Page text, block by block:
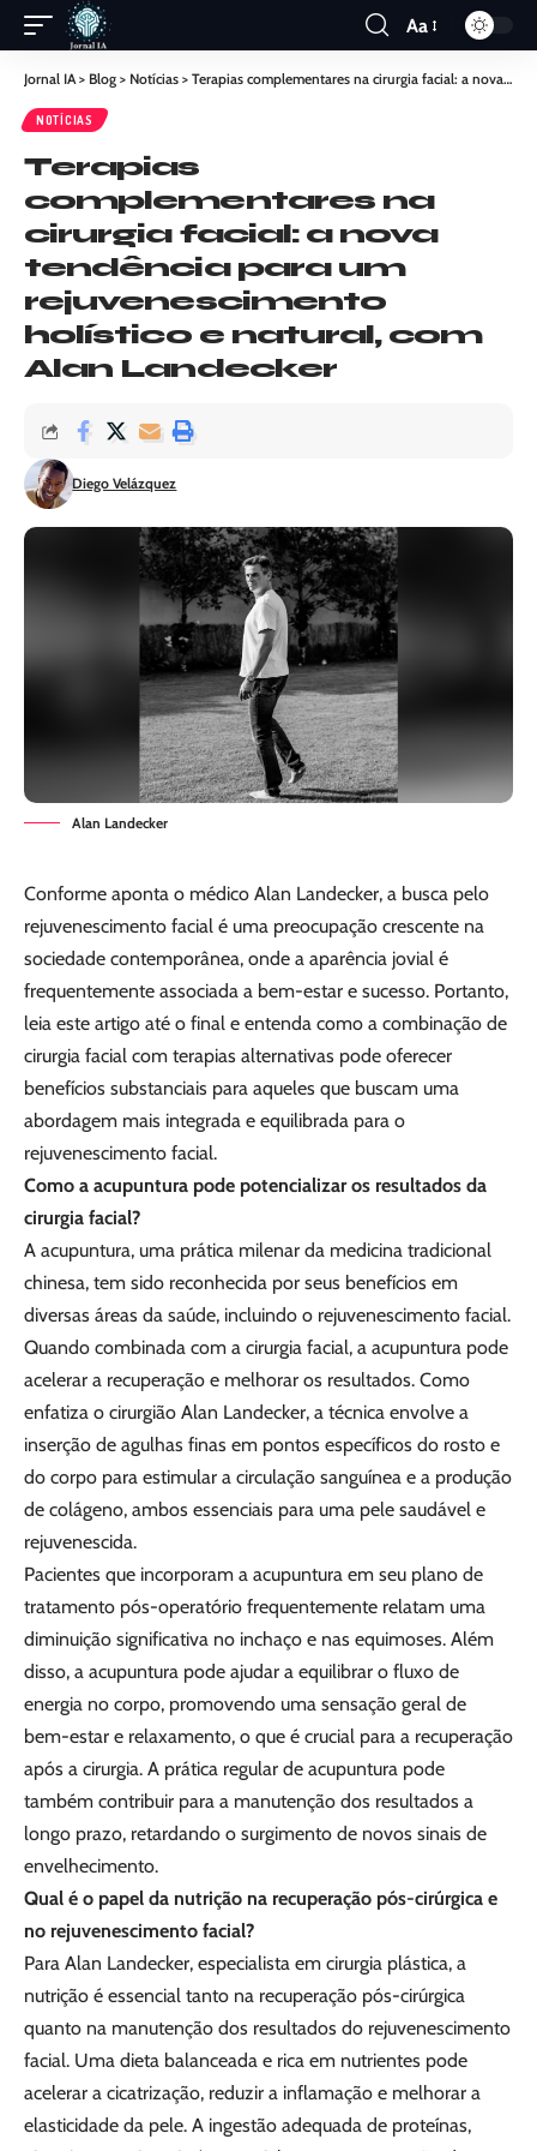
Aa
Jornal IA> Blog > Notícias > Terapias complementares na cirurgia facial: a nova tendência para um rejuvenescimento holístico e natural, com Alan Landecker
NOTÍCIAS
Terapias
complementares na
cirurgia facial: a nova
tendência para um
rejuvenescimento
holístico e natural, com
Alan Landecker
Diego Velázquez
Alan Landecker
Conforme aponta o médico Alan Landecker, a busca pelo
rejuvenescimento facial é uma preocupação crescente na
sociedade contemporânea, onde a aparência jovial é
frequentemente associada a bem-estar e sucesso. Portanto,
leia este artigo até o final e entenda como a combinação de
cirurgia facial com terapias alternativas pode oferecer
benefícios substanciais para aqueles que buscam uma
abordagem mais integrada e equilibrada para o
rejuvenescimento facial.
Como a acupuntura pode potencializar os resultados da
cirurgia facial?
A acupuntura, uma prática milenar da medicina tradicional
chinesa, tem sido reconhecida por seus benefícios em
diversas áreas da saúde, incluindo o rejuvenescimento facial.
Quando combinada com a cirurgia facial, a acupuntura pode
acelerar a recuperação e melhorar os resultados. Como
enfatiza o cirurgião Alan Landecker, a técnica envolve a
inserção de agulhas finas em pontos específicos do rosto e
do corpo para estimular a circulação sanguínea e a produção
de colágeno, ambos essenciais para uma pele saudável e
rejuvenescida.
Pacientes que incorporam a acupuntura em seu plano de
tratamento pós-operatório frequentemente relatam uma
diminuição significativa no inchaço e nas equimoses. Além
disso, a acupuntura pode ajudar a equilibrar o fluxo de
energia no corpo, promovendo uma sensação geral de
bem-estar e relaxamento, o que é crucial para a recuperação
após a cirurgia. A prática regular de acupuntura pode
também contribuir para a manutenção dos resultados a
longo prazo, retardando o surgimento de novos sinais de
envelhecimento.
Qual é o papel da nutrição na recuperação pós-cirúrgica e
no rejuvenescimento facial?
Para Alan Landecker, especialista em cirurgia plástica, a
nutrição é essencial tanto na recuperação pós-cirúrgica
quanto na manutenção dos resultados do rejuvenescimento
facial. Uma dieta balanceada e rica em nutrientes pode
acelerar a cicatrização, reduzir a inflamação e melhorar a
elasticidade da pele. A ingestão adequada de proteínas,